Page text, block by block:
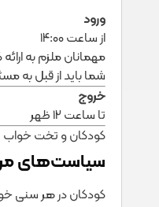
ورود
از ساعت ۱۴:۰۰
مهمانان ملزم به
شما باید از قبل به
خروج
تا ساعت ۱۲ ظهر
کودکان و تخت خواب
سیاست‌های
کودکان در هر سنی